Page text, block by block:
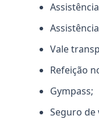
Vale
Refeição
Gympass;
Seguro de